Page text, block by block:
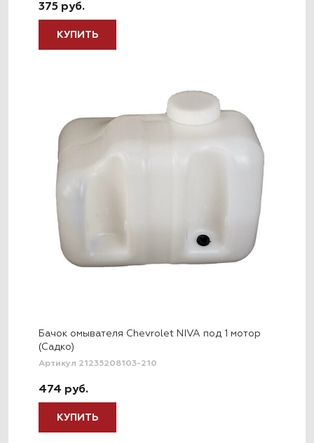
375 руб.
КУПИТЬ
Бачок омывателя Chevrolet NIVA под 1 мотор
(Садко)
Артикул 21235208103-210
474 руб.
КУПИТЬ